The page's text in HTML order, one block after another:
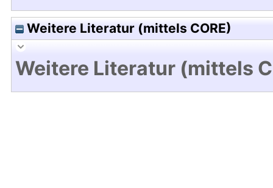
Weitere Literatur (mittels CORE)
Weitere Literatur (mittels